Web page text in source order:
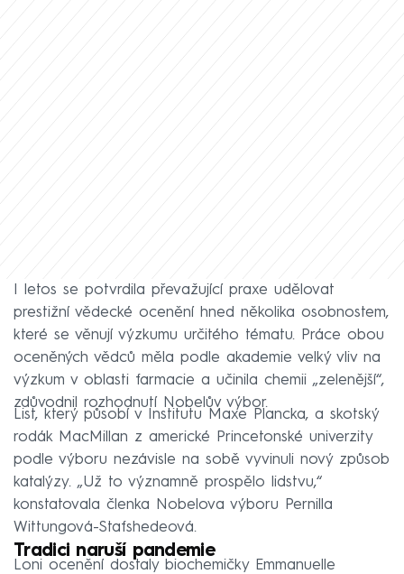
I letos se potvrdila převažující praxe udělovat
prestižní vědecké ocenění hned několika osobnostem,
které se věnují výzkumu určitého tématu. Práce obou
oceněných vědců měla podle akademie velký vliv na
výzkum v oblasti farmacie a učinila chemii „zelenější“,
zdůvodnil rozhodnutí Nobelův výbor.
List, který působí v Institutu Maxe Plancka, a skotský
rodák MacMillan z americké Princetonské univerzity
podle výboru nezávisle na sobě vyvinuli nový způsob
katalýzy. „Už to významně prospělo lidstvu,“
konstatovala členka Nobelova výboru Pernilla
Wittungová-Stafshedeová.
Tradici naruší pandemie
Loni ocenění dostaly biochemičky Emmanuelle